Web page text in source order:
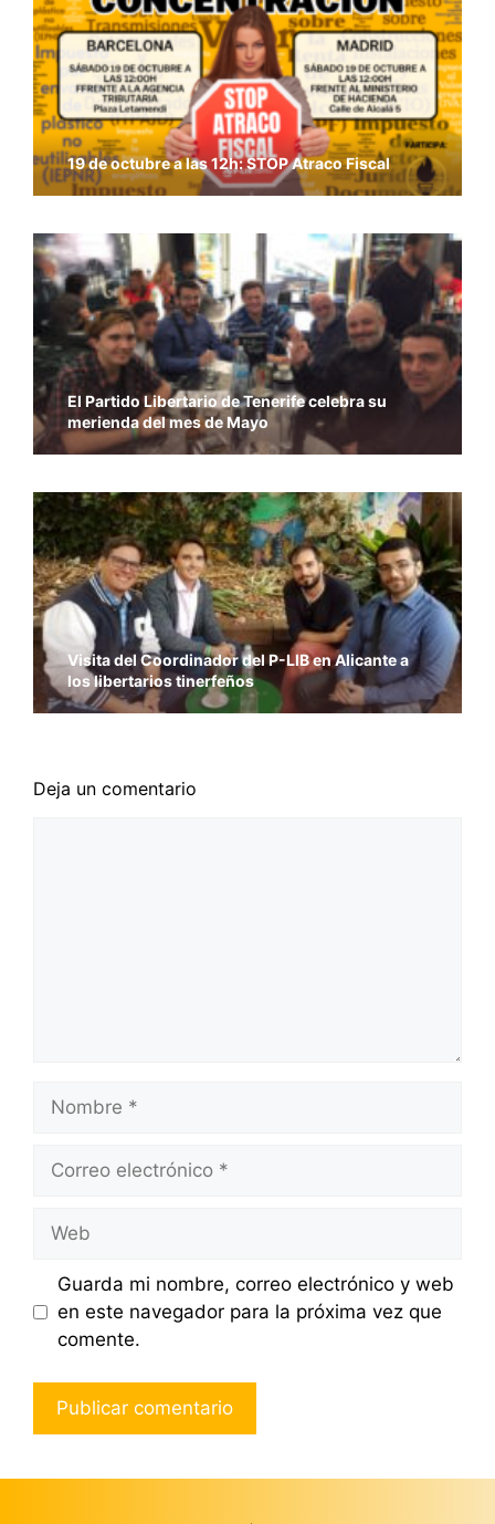
19 de octubre a las 12h: STOP Atraco Fiscal
El Partido Libertario de Tenerife celebra su
merienda del mes de Mayo
Visita del Coordinador del P-LIB en Alicante a
los libertarios tinerfeños
Deja un comentario
Nombre
Correo
Web
Guarda mi nombre, correo electrónico y web
en este navegador para la próxima vez que
comente.